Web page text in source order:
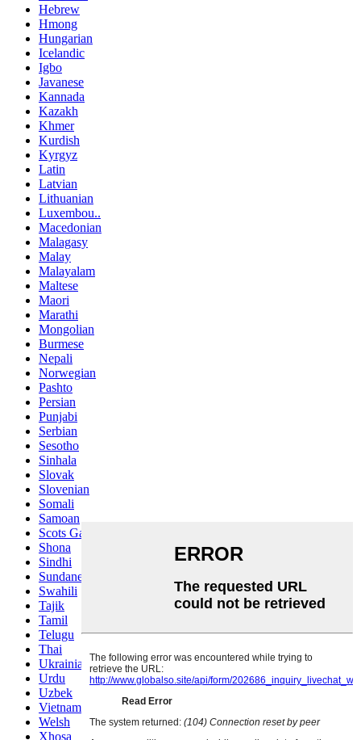
Hebrew
Hmong
Hungarian
Icelandic
Igbo
Javanese
Kannada
Kazakh
Khmer
Kurdish
Kyrgyz
Latin
Latvian
Lithuanian
Luxembou..
Macedonian
Malagasy
Malay
Malayalam
Maltese
Maori
Marathi
Mongolian
Burmese
Nepali
Norwegian
Pashto
Persian
Punjabi
Serbian
Sesotho
Sinhala
Slovak
Slovenian
Somali
Samoan
Scots Gaelic
Shona
Sindhi
Sundanese
Swahili
Tajik
Tamil
Telugu
Thai
Ukrainian
Urdu
Uzbek
Vietnamese
Welsh
Xhosa